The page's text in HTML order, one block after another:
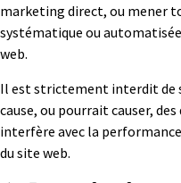
marketing direct, ou mener
systématique ou
web.
Il est strictement interdit de
cause, ou pourrait causer,
interfère avec la
du site web.